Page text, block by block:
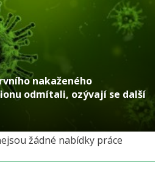
nakaženého
odmítali, ozývají se další
žádné nabídky práce